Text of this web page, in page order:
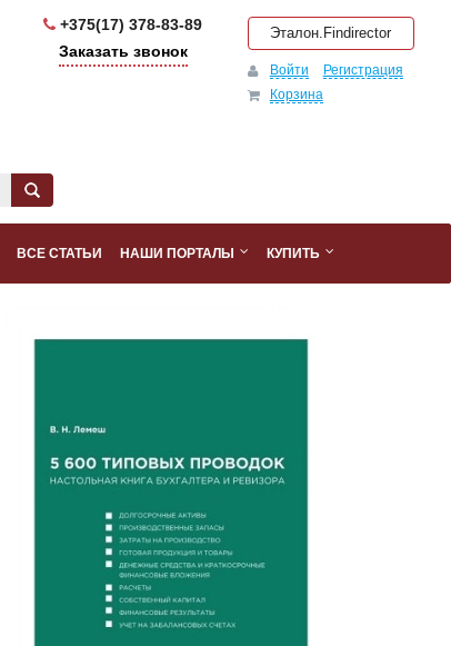
+375(17) 378-83-89
Заказать звонок
Эталон.Findirector
Войти
Регистрация
Корзина
ВСЕ СТАТЬИ НАШИ ПОРТАЛЫ КУПИТЬ